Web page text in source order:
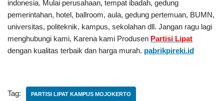
indonesia. Mulai perusahaan, tempat ibadah, gedung
pemerintahan, hotel, ballroom, aula, gedung pertemuan, BUMN,
universitas, politeknik, kampus, sekolahan dll. Jangan ragu lagi
menghubungi kami, Karena kami Produsen Partisi Lipat
dengan kualitas terbaik dan harga murah. pabrikpireki.id
Tag: PARTISI LIPAT KAMPUS MOJOKERTO